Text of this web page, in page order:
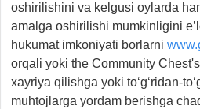
oshirilishini va kelgusi oylarda
amalga oshirilishi mumkinligini
hukumat imkoniyati borlarni
orqali yoki the Community
xayriya qilishga yoki to‘g‘ridan-
muhtojlarga yordam berishga